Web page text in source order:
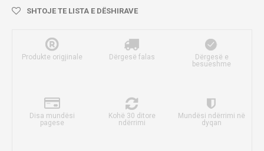
SHTOJE TE LISTA E DËSHIRAVE
Produkte origjinale Dërgesë falas
Dërgesë e
besueshme
Disa mundësi
pagese
Kohë 30 ditore
ndërrimi
Mundësi ndërrimi në
dyqan